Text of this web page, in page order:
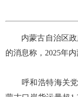
内蒙古自治区政
的消息称，2025年
呼和浩特海关党